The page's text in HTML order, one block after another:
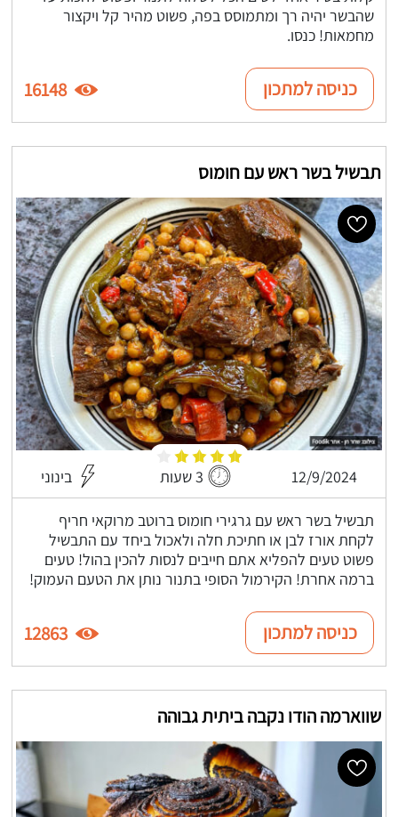
שהבשר יהיה רך ומתמוסס בפה, פשוט מהיר קל ויקצור
מחמאות! כנסו.
כניסה למתכון 16148
תבשיל בשר ראש עם חומוס
12/9/2024 3 שעות בינוני
תבשיל בשר ראש עם גרגירי חומוס ברוטב מרוקאי חריף
לקחת אורז לבן או חתיכת חלה ולאכול ביחד עם התבשיל
פשוט טעים להפליא אתם חייבים לנסות להכין בהול! טעים
ברמה אחרת! הקירמול הסופי בתנור נותן את הטעם העמוק!
כניסה למתכון 12863
שווארמה הודו נקבה ביתית גבוהה